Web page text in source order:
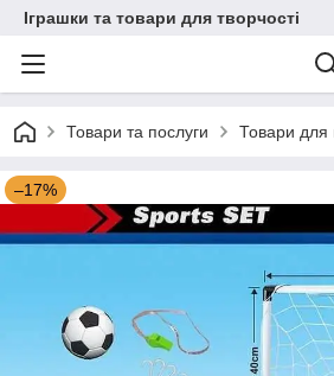
Іграшки та товари для творчості
Товари та послуги Товари для
–17%